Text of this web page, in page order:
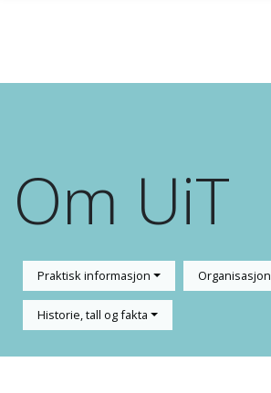
Om UiT
Praktisk informasjon Organisasjon
Historie, tall og fakta